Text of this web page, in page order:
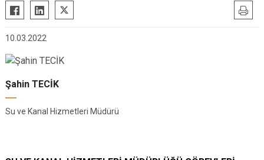
10.03.2022
Şahin TECİK
Su ve Kanal Hizmetleri Müdürü